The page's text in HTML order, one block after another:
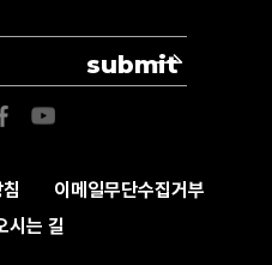
이메일무단수집거부
시는 길
submit